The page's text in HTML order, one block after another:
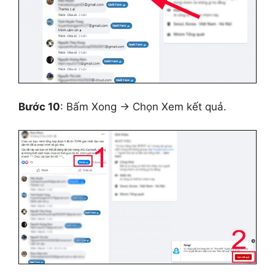
Bước 10: Bấm Xong → Chọn Xem kết quả.